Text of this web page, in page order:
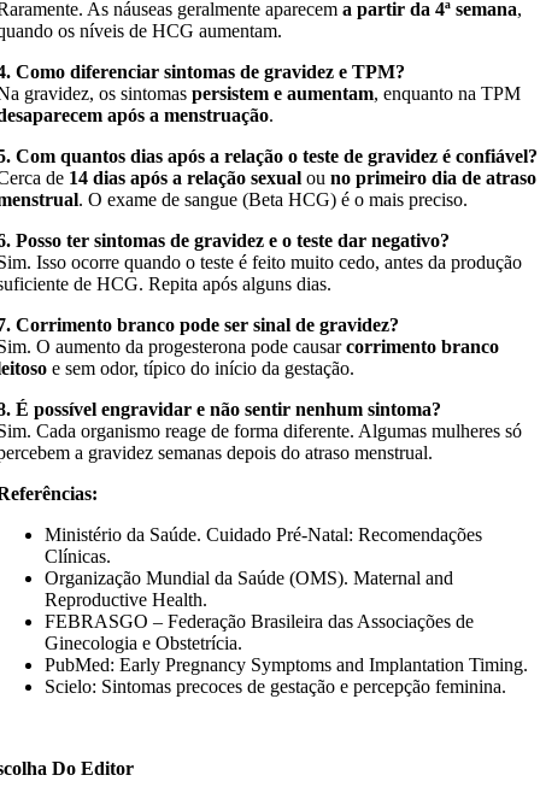
As náuseas geralmente aparecema partir da 4ª semana,
os níveis de HCG aumentam.
Como diferenciar sintomas de gravidez e TPM?
gravidez, os sintomaspersistem e aumentam, enquanto na TPM
após a menstruação.
Com quantos dias após a relação o teste de gravidez é confiável?
de 14 dias após a relação sexual ouno primeiro dia de atraso
. O exame de sangue (Beta HCG) é o mais preciso.
Posso ter sintomas de gravidez e o teste dar negativo?
Isso ocorre quando o teste é feito muito cedo, antes da produção
de HCG. Repita após alguns dias.
Corrimento branco pode ser sinal de gravidez?
O aumento da progesterona pode causarcorrimento branco
e sem odor, típico do início da gestação.
É possível engravidar e não sentir nenhum sintoma?
Cada organismo reage de forma diferente. Algumas mulheres só
a gravidez semanas depois do atraso menstrual.
Ministério da Saúde. Cuidado Pré-Natal: Recomendações
Clínicas.
Organização Mundial da Saúde (OMS). Maternal and
Reproductive Health.
FEBRASGO – Federação Brasileira das Associações de
Ginecologia e Obstetrícia.
PubMed: Early Pregnancy Symptoms and Implantation Timing.
Scielo: Sintomas precoces de gestação e percepção feminina.
Do Editor